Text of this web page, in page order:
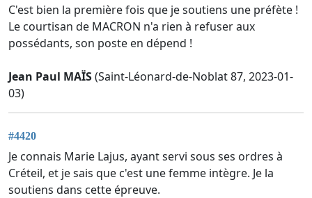
C'est bien la première fois que je soutiens une préfète !
Le courtisan de MACRON n'a rien à refuser aux
possédants, son poste en dépend !
Jean Paul MAÏS(Saint-Léonard-de-Noblat 87, 2023-01-
03)
#4420
Je connais Marie Lajus, ayant servi sous ses ordres à
Créteil, et je sais que c'est une femme intègre. Je la
soutiens dans cette épreuve.